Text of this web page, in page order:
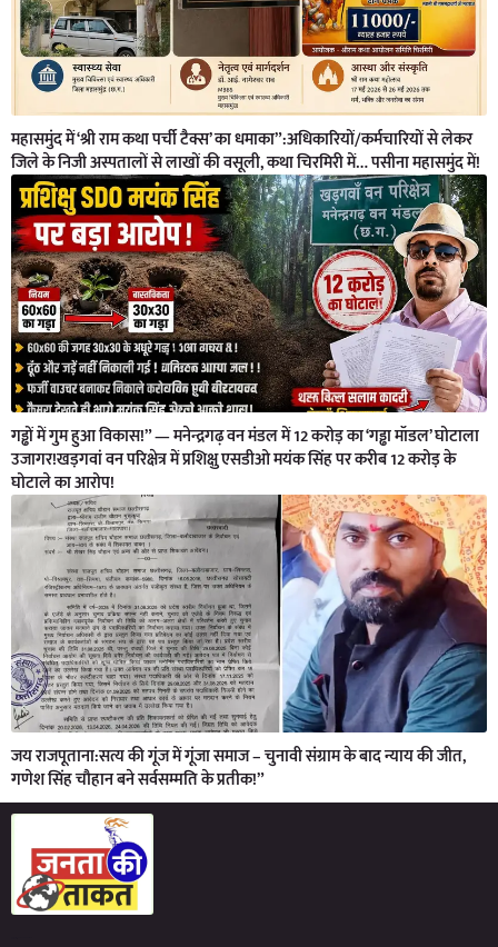
महासमुंद में ‘श्री राम कथा पर्ची टैक्स’ का धमाका”:अधिकारियों/कर्मचारियों से लेकर
जिले के निजी अस्पतालों से लाखों की वसूली, कथा चिरमिरी में… पसीना महासमुंद में!
गड्ढों में गुम हुआ विकास!” — मनेन्द्रगढ़ वन मंडल में 12 करोड़ का ‘गड्ढा मॉडल’ घोटाला
उजागर!खड़गवां वन परिक्षेत्र में प्रशिक्षु एसडीओ मयंक सिंह पर करीब 12 करोड़ के
घोटाले का आरोप!
जय राजपूताना:सत्य की गूंज में गूंजा समाज – चुनावी संग्राम के बाद न्याय की जीत,
गणेश सिंह चौहान बने सर्वसम्मति के प्रतीक!”